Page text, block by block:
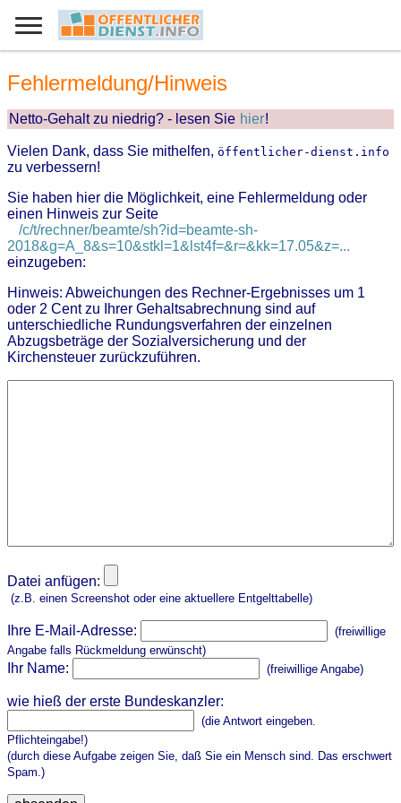
Fehlermeldung/Hinweis
Netto-Gehalt zu niedrig? - lesen Sie hier!
Vielen Dank, dass Sie mithelfen, öffentlicher-dienst.info
zu verbessern!
Sie haben hier die Möglichkeit, eine Fehlermeldung oder
einen Hinweis zur Seite
/c/t/rechner/beamte/sh?id=beamte-sh-
2018&g=A_8&s=10&stkl=1&lst4f=&r=&kk=17.05&z=...
einzugeben:
Hinweis: Abweichungen des Rechner-Ergebnisses um 1
oder 2 Cent zu Ihrer Gehaltsabrechnung sind auf
unterschiedliche Rundungsverfahren der einzelnen
Abzugsbeträge der Sozialversicherung und der
Kirchensteuer zurückzuführen.
Datei anfügen:
(z.B. einen Screenshot oder eine aktuellere Entgelttabelle)
Ihre E-Mail-Adresse:
(freiwillige
Angabe falls Rückmeldung erwünscht)
Ihr Name: (freiwillige Angabe)
wie hieß der erste Bundeskanzler:
(die Antwort eingeben.
Pflichteingabe!)
(durch diese Aufgabe zeigen Sie, daß Sie ein Mensch sind. Das erschwert
Spam.)